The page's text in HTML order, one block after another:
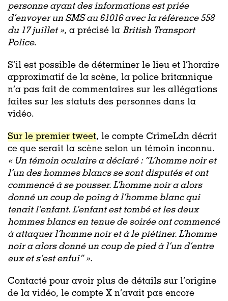
personne ayant des informations est priée
d’envoyer un SMS au 61016 avec la référence 558
du 17 juillet », a précisé la British Transport
Police.
S’il est possible de déterminer le lieu et l’horaire
approximatif de la scène, la police britannique
n’a pas fait de commentaires sur les allégations
faites sur les statuts des personnes dans la
vidéo.
Sur le premier tweet, le compte CrimeLdn décrit
ce que serait la scène selon un témoin inconnu.
« Un témoin oculaire a déclaré : “L’homme noir et
l’un des hommes blancs se sont disputés et ont
commencé à se pousser. L’homme noir a alors
donné un coup de poing à l’homme blanc qui
tenait l’enfant. L’enfant est tombé et les deux
hommes blancs en tenue de soirée ont commencé
à attaquer l’homme noir et à le piétiner. L’homme
noir a alors donné un coup de pied à l’un d’entre
eux et s’est enfui” ».
Contacté pour avoir plus de détails sur l’origine
de la vidéo, le compte X n’avait pas encore